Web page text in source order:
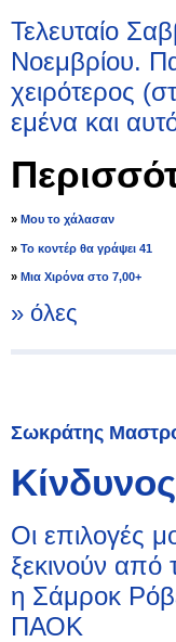
Τελευταίο
Νοεμβρίου.
χειρότερος
εμένα και
» Μου το χάλασαν
» Το κοντέρ θα γράψει 41
» Μια Χιρόνα στο 7,00+
» όλες
Σωκράτης
Οι επιλογές
ξεκινούν από
η Σάμροκ
ΠΑΟΚ